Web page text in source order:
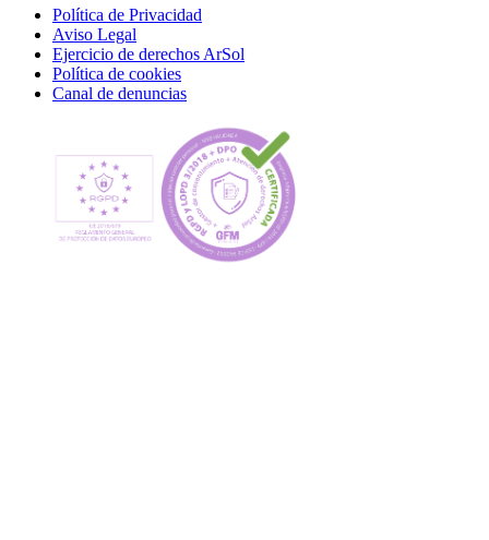
Política de Privacidad
Aviso Legal
Ejercicio de derechos ArSol
Política de cookies
Canal de denuncias